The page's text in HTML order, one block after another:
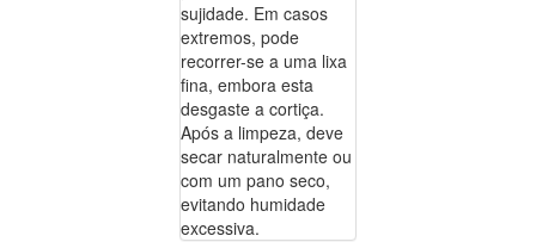
sujidade. Em casos
extremos, pode
recorrer-se a uma lixa
fina, embora esta
desgaste a cortiça.
Após a limpeza, deve
secar naturalmente ou
com um pano seco,
evitando humidade
excessiva.